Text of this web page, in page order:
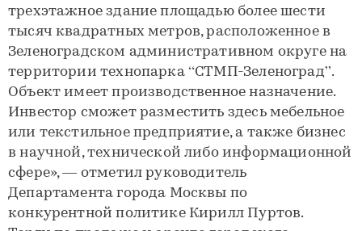
трехэтажное здание площадью более шести
тысяч квадратных метров, расположенное в
Зеленоградском административном округе на
территории технопарка “СТМП-Зеленоград”.
Объект имеет производственное назначение.
Инвестор сможет разместить здесь мебельное
или текстильное предприятие, а также бизнес
в научной, технической либо информационной
сфере», — отметил руководитель
Департамента города Москвы по
конкурентной политике Кирилл Пуртов.